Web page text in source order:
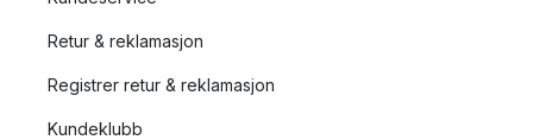
Retur & reklamasjon
Registrer retur & reklamasjon
Kundeklubb